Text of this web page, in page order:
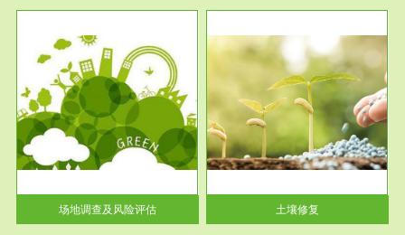
场地调查及风险评估
服务范围
土壤修复
土壤修复